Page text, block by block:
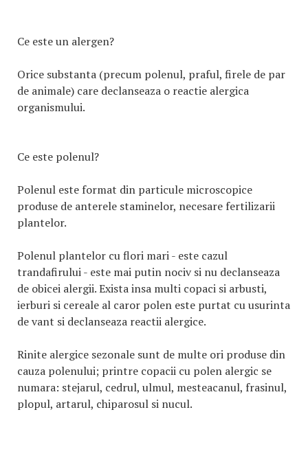
Ce este un alergen?
Orice substanta (precum polenul, praful, firele de par
de animale) care declanseaza o reactie alergica
organismului.
Ce este polenul?
Polenul este format din particule microscopice
produse de anterele staminelor, necesare fertilizarii
plantelor.
Polenul plantelor cu flori mari - este cazul
trandafirului - este mai putin nociv si nu declanseaza
de obicei alergii. Exista insa multi copaci si arbusti,
ierburi si cereale al caror polen este purtat cu usurinta
de vant si declanseaza reactii alergice.
Rinite alergice sezonale sunt de multe ori produse din
cauza polenului; printre copacii cu polen alergic se
numara: stejarul, cedrul, ulmul, mesteacanul, frasinul,
plopul, artarul, chiparosul si nucul.